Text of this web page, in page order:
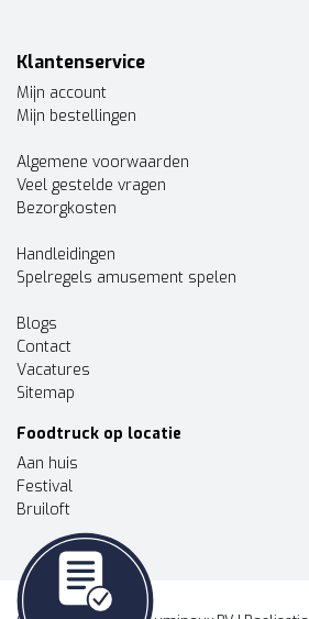
Klantenservice
Mijn account
Mijn bestellingen
Algemene voorwaarden
Veel gestelde vragen
Bezorgkosten
Handleidingen
Spelregels amusement spelen
Blogs
Contact
Vacatures
Sitemap
Foodtruck op locatie
Aan huis
Festival
Bruiloft